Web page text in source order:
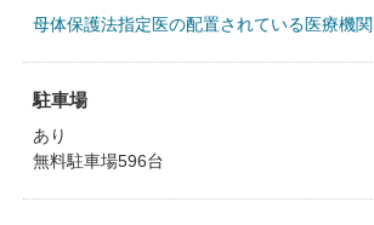
母体保護法指定医の配置されている医療機関
駐車場
あり
無料駐車場596台